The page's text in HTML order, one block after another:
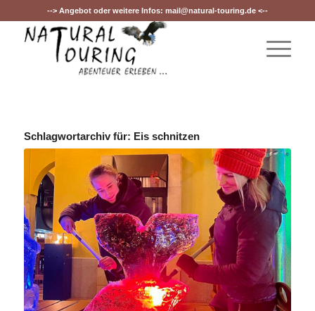
--> Angebot oder weitere Infos: mail@natural-touring.de<--
Schlagwortarchiv für: Eis schnitzen